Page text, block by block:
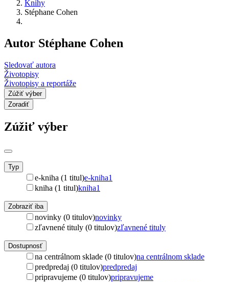
Knihy
Stéphane Cohen
Autor Stéphane Cohen
Sledovať autora
Životopisy
Životopisy a reportáže
Zúžiť výber
Zoradiť
Zúžiť výber
Typ
e-kniha (1 titul)e-kniha1
kniha (1 titul)kniha1
Zobraziť iba
novinky (0 titulov)novinky
zľavnené tituly (0 titulov)zľavnené tituly
Dostupnosť
na centrálnom sklade (0 titulov)na centrálnom sklade
predpredaj (0 titulov)predpredaj
pripravujeme (0 titulov)pripravujeme